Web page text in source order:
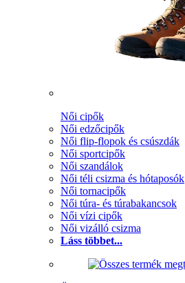
Női cipők
Női edzőcipők
Női flip-flopok és csúszdák
Női sportcipők
Női szandálok
Női téli csizma és hótaposók
Női tornacipők
Női túra- és túrabakancsok
Női vízi cipők
Női vizálló csizma
Láss többet...